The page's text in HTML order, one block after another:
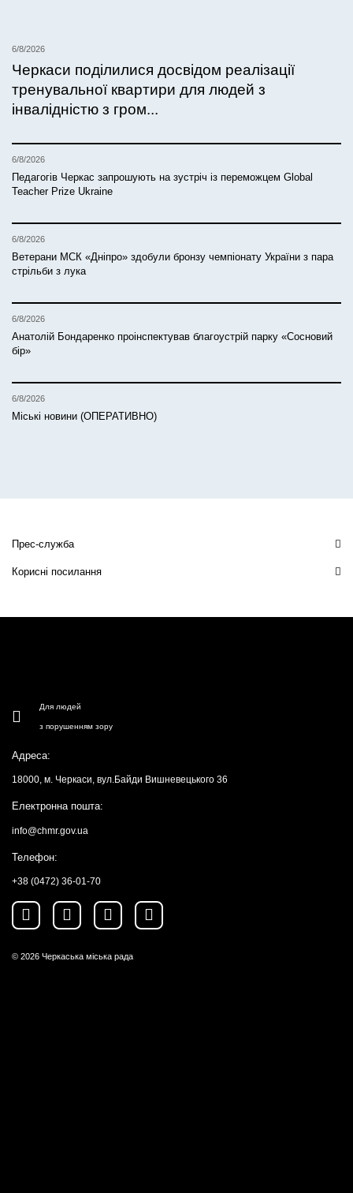
6/8/2026
Черкаси поділилися досвідом реалізації
тренувальної квартири для людей з
інвалідністю з гром...
6/8/2026
Педагогів Черкас запрошують на зустріч із переможцем Global
Teacher Prize Ukraine
6/8/2026
Ветерани МСК «Дніпро» здобули бронзу чемпіонату України з пара
стрільби з лука
6/8/2026
Анатолій Бондаренко проінспектував благоустрій парку «Сосновий
бір»
6/8/2026
Міські новини (ОПЕРАТИВНО)
Прес-служба
Корисні посилання
Для людей
з порушенням зору
Адреса:
18000, м. Черкаси, вул.Байди Вишневецького 36
Електронна пошта:
info@chmr.gov.ua
Телефон:
+38 (0472) 36-01-70
© 2026 Черкаська міська рада